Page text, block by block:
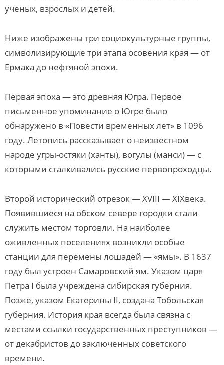
ученых, взрослых и детей.
Ниже изображены три социокультурные группы,
символизирующие три этапа осовения края — от
Ермака до нефтяной эпохи.
Первая эпоха — это древняя Югра. Первое
письменное упоминание о Югре было
обнаружено в «Повести временных лет» в 1096
году. Летопись рассказывает о неизвестном
народе угры-остяки (ханты), вогулы (манси) — с
которыми сталкивались русские первопроходцы.
Второй исторический отрезок — XVIII — XIXвека.
Появившиеся на обском севере городки стали
служить местом торговли. На наиболее
оживленных поселениях возникли особые
станции для перемены лошадей — «ямы». В 1637
году был устроен Самаровский ям. Указом царя
Петра I была учреждена сибирская губерния.
Позже, указом Екатерины II, создана Тобольская
губерния. История края всегда была связна с
местами ссылки государственных преступников —
от декабристов до заключенных советского
времени.